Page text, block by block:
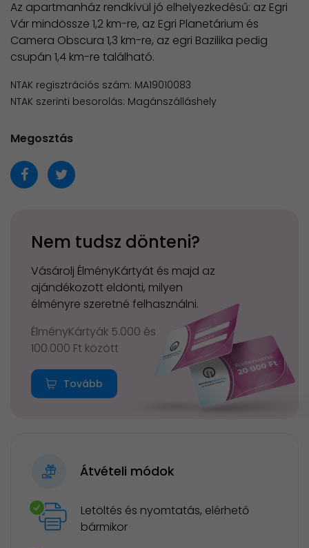
​Az apartmanház rendkívül jó elhelyezkedésű: az Egri
Vár mindössze 1,2 km-re, az Egri Planetárium és
Camera Obscura 1,3 km-re, az egri Bazilika pedig
csupán 1,4 km-re található.
NTAK regisztrációs szám: MA19010083
NTAK szerinti besorolás: Magánszálláshely
Megosztás
Nem tudsz dönteni?
Vásárolj ÉlményKártyát és majd az
ajándékozott eldönti, milyen
élményre szeretné felhasználni.
ÉlményKártyák 5.000 és
100.000 Ft között
Tovább
Átvételi módok
Letöltés és nyomtatás, elérhető
bármikor